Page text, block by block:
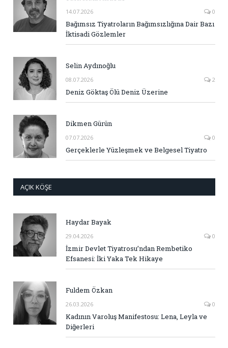
14.07.2026 0
Bağımsız Tiyatroların Bağımsızlığına Dair Bazı
İktisadi Gözlemler
Selin Aydınoğlu
08.07.2026 2
Deniz Göktaş Ölü Deniz Üzerine
Dikmen Gürün
07.07.2026 0
Gerçeklerle Yüzleşmek ve Belgesel Tiyatro
AÇIK KÖŞE
Haydar Bayak
29.04.2026 0
İzmir Devlet Tiyatrosu’ndan Rembetiko
Efsanesi: İki Yaka Tek Hikaye
Fuldem Özkan
26.03.2026 0
Kadının Varoluş Manifestosu: Lena, Leyla ve
Diğerleri